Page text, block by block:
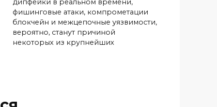
дипфейки в реальном времени,
фишинговые атаки, компрометации
блокчейн и межцепочные уязвимости,
вероятно, станут причиной
некоторых из крупнейших